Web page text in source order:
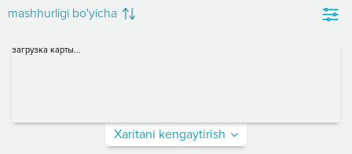
mashhurligi bo'yicha
загрузка карты...
Xaritani kengaytirish